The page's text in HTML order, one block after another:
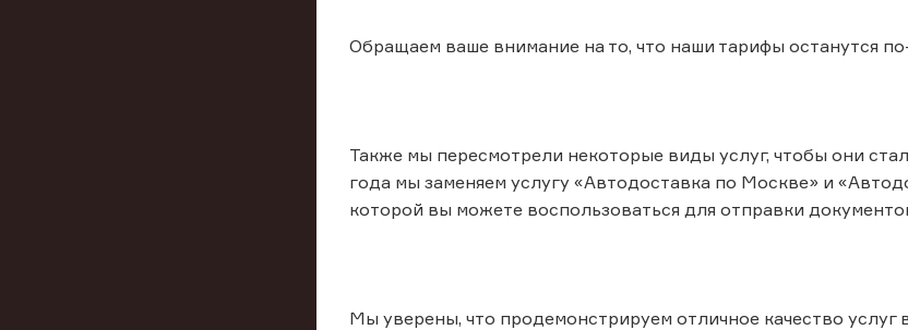
Обращаем ваше внимание на то, что наши тарифы останутся
Также мы пересмотрели некоторые виды услуг, чтобы они
года мы заменяем услугу «Автодоставка по Москве» и
которой вы можете воспользоваться для отправки
Мы уверены, что продемонстрируем отличное качество